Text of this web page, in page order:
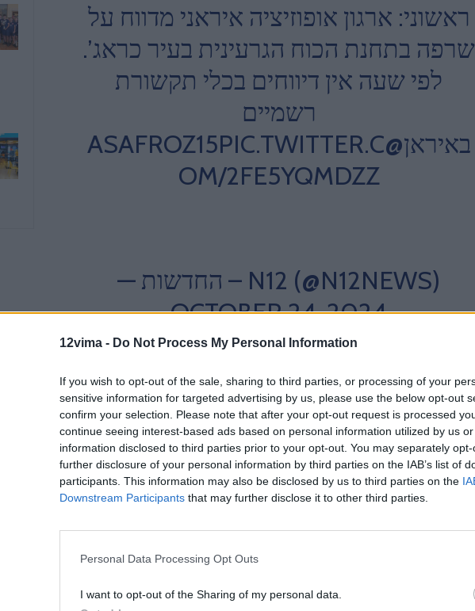
12vima - Do Not Process My Personal Information
If you wish to opt-out of the sale, sharing to third parties, or processing of your
sensitive information for targeted advertising by us, please use the below opt-out
confirm your selection. Please note that after your opt-out request is processed
continue seeing interest-based ads based on personal information utilized by us
information disclosed to third parties prior to your opt-out. You may separately
further disclosure of your personal information by third parties on the IAB’s list of
participants. This information may also be disclosed by us to third parties on the
Downstream Participants that may further disclose it to other third parties.
Personal Data Processing Opt Outs
I want to opt-out of the Sharing of my personal data.
ראשוני: ארגון אופוזיציה איראני מדווח על
שרפה בתחנת הכוח הגרעינית בעיר כראג’.
לפי שעה אין דיווחים בכלי תקשורת
רשמיים
באיראן@ASAFROZ15
PIC.TWITTER.C
OM/2FE5YQMDZZ
— החדשות – N12 (@N12NEWS)
OCTOBER 24, 2024
Τα μέσα ενημέρωσης στο Ιράν δεν έχουν – για την ώρα – καμία αναφορά για το
για«ανεξήγητη φωτιά».
Κοινοποίηση